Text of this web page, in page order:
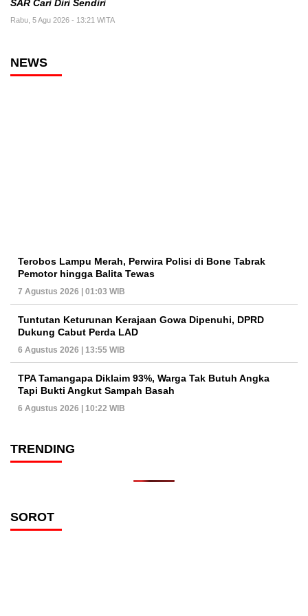
SAR Cari Diri Sendiri
Rabu, 5 Agu 2026 - 13:21 WITA
NEWS
Terobos Lampu Merah, Perwira Polisi di Bone Tabrak
Pemotor hingga Balita Tewas
7 Agustus 2026 | 01:03 WIB
Tuntutan Keturunan Kerajaan Gowa Dipenuhi, DPRD
Dukung Cabut Perda LAD
6 Agustus 2026 | 13:55 WIB
TPA Tamangapa Diklaim 93%, Warga Tak Butuh Angka
Tapi Bukti Angkut Sampah Basah
6 Agustus 2026 | 10:22 WIB
TRENDING
SOROT